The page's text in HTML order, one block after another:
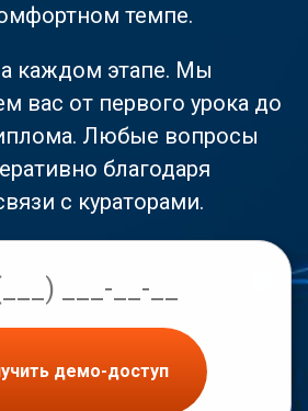
темпе.
каждом этапе. Мы
вас от первого урока до
Любые вопросы
благодаря
с кураторами.
демо-доступ